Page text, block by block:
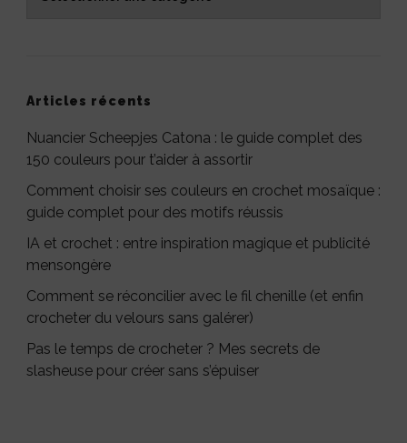
Articles récents
Nuancier Scheepjes Catona : le guide complet des
150 couleurs pour t’aider à assortir
Comment choisir ses couleurs en crochet mosaïque :
guide complet pour des motifs réussis
IA et crochet : entre inspiration magique et publicité
mensongère
Comment se réconcilier avec le fil chenille (et enfin
crocheter du velours sans galérer)
Pas le temps de crocheter ? Mes secrets de
slasheuse pour créer sans s’épuiser